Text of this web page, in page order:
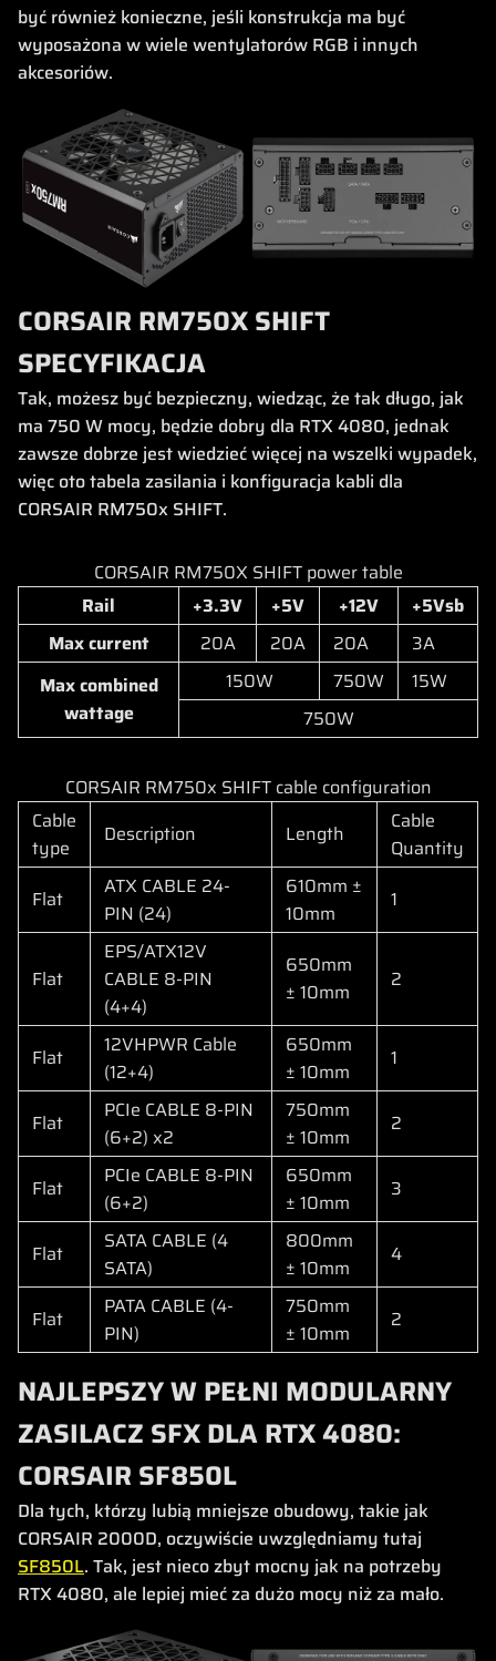
być również konieczne, jeśli konstrukcja ma być
wyposażona w wiele wentylatorów RGB i innych
akcesoriów.
CORSAIR RM750X SHIFT
SPECYFIKACJA
Tak, możesz być bezpieczny, wiedząc, że tak długo, jak
ma 750 W mocy, będzie dobry dla RTX 4080, jednak
zawsze dobrze jest wiedzieć więcej na wszelki wypadek,
więc oto tabela zasilania i konfiguracja kabli dla
CORSAIR RM750x SHIFT.
CORSAIR RM750X SHIFT power table
Rail
+3.3V +5V +12V
+5Vsb
Max current
20A 20A 20A
3A
Max combined
wattage
150W 750W
15W
750W
CORSAIR RM750x SHIFT cable configuration
Cable
type
Description Length
Cable
Quantity
Flat
ATX CABLE 24-
PIN (24)
610mm ±
10mm
1
Flat
EPS/ATX12V
CABLE 8-PIN
(4+4)
650mm
± 10mm
2
Flat
12VHPWR Cable
(12+4)
650mm
± 10mm
1
Flat
PCIe CABLE 8-PIN
(6+2) x2
750mm
± 10mm
2
Flat
PCIe CABLE 8-PIN
(6+2)
650mm
± 10mm
3
Flat
SATA CABLE (4
SATA)
800mm
± 10mm
4
Flat
PATA CABLE (4-
PIN)
750mm
± 10mm
2
NAJLEPSZY W PEŁNI MODULARNY
ZASILACZ SFX DLA RTX 4080:
CORSAIR SF850L
Dla tych, którzy lubią mniejsze obudowy, takie jak
CORSAIR 2000D, oczywiście uwzględniamy tutaj
SF850L. Tak, jest nieco zbyt mocny jak na potrzeby
RTX 4080, ale lepiej mieć za dużo mocy niż za mało.